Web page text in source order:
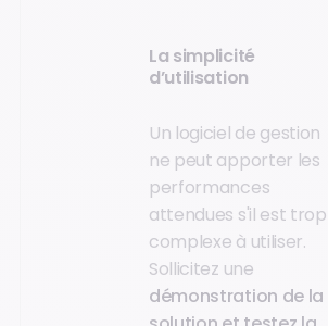
La simplicité
d’utilisation
Un logiciel de gestion
ne peut apporter les
performances
attendues s'il est trop
complexe à utiliser.
Sollicitez une
démonstration de la